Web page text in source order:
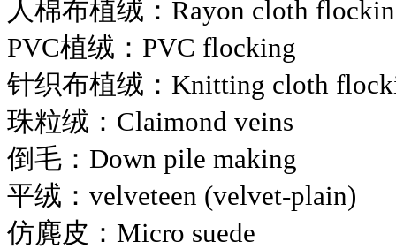
人棉布植绒：Rayon cloth
PVC植绒：PVC flocking
针织布植绒：Knitting cloth
珠粒绒：Claimond veins
倒毛：Down pile making
平绒：velveteen (velvet-plain)
仿麂皮：Micro suede